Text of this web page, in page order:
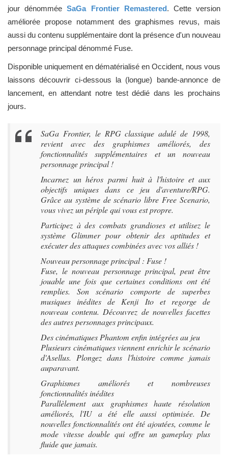
jour dénomméeSaGa Frontier Remastered. Cette version
améliorée propose notamment des graphismes revus, mais
aussi du contenu supplémentaire dont la présence d'un nouveau
personnage principal dénommé Fuse.
Disponible uniquement en dématérialisé en Occident, nous vous
laissons découvrir ci-dessous la (longue) bande-annonce de
lancement, en attendant notre test dédié dans les prochains
jours.
SaGa Frontier, le RPG classique adulé de 1998,
revient avec des graphismes améliorés, des
fonctionnalités supplémentaires et un nouveau
personnage principal !
Incarnez un héros parmi huit à l'histoire et aux
objectifs uniques dans ce jeu d'aventure/RPG.
Grâce au système de scénario libre Free Scenario,
vous vivez un périple qui vous est propre.
Participez à des combats grandioses et utilisez le
système Glimmer pour obtenir des aptitudes et
exécuter des attaques combinées avec vos alliés !
Nouveau personnage principal : Fuse !
Fuse, le nouveau personnage principal, peut être
jouable une fois que certaines conditions ont été
remplies. Son scénario comporte de superbes
musiques inédites de Kenji Ito et regorge de
nouveau contenu. Découvrez de nouvelles facettes
des autres personnages principaux.
Des cinématiques Phantom enfin intégrées au jeu
Plusieurs cinématiques viennent enrichir le scénario
d'Asellus. Plongez dans l'histoire comme jamais
auparavant.
Graphismes améliorés et nombreuses
fonctionnalités inédites
Parallèlement aux graphismes haute résolution
améliorés, l'IU a été elle aussi optimisée. De
nouvelles fonctionnalités ont été ajoutées, comme le
mode vitesse double qui offre un gameplay plus
fluide que jamais.